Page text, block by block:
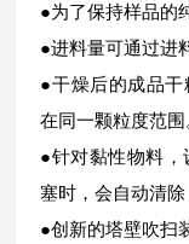
●为了保持样品的
●进料量可通过进
●干燥后的成品
在同一颗粒度范围
●针对黏性物料
塞时，会自动清除
●创新的塔壁吹扫